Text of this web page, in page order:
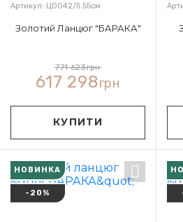
Артикул: Ц0042/5 55см
Золотий Ланцюг "БАРАКА"
771 623грн
617 298грн
КУПИТИ
НОВИНКА
-20%